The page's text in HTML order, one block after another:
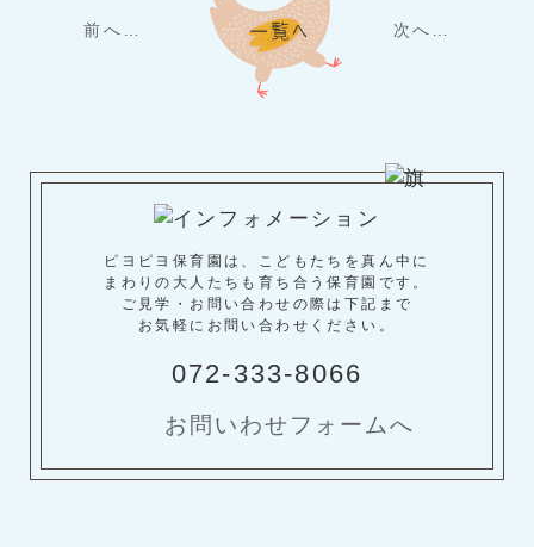
前へ… 次へ…
ピヨピヨ保育園は、こどもたちを真ん中に
まわりの大人たちも育ち合う保育園です。
ご見学・お問い合わせの際は下記まで
お気軽にお問い合わせください。
072-333-8066
お問いわせフォームへ